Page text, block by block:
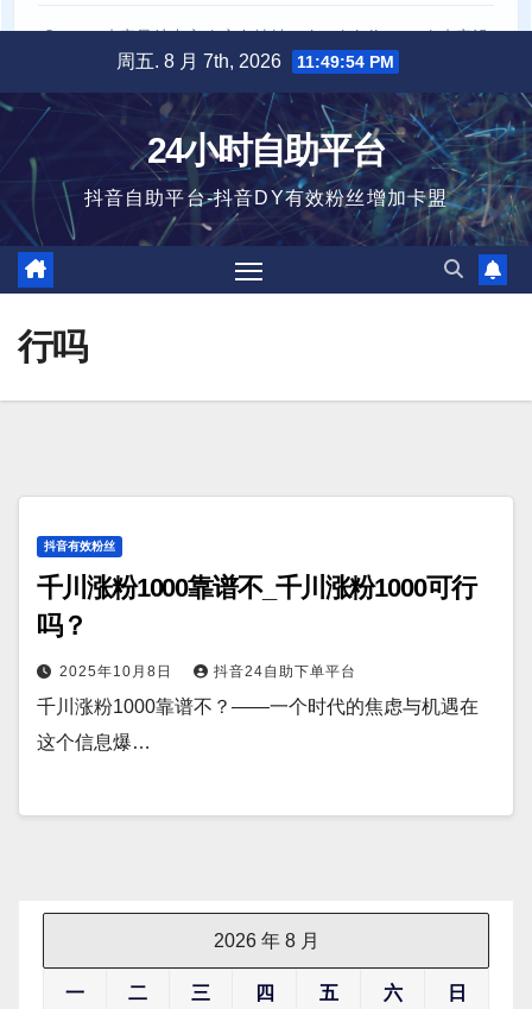
内
容
周五. 8 月 7th, 2026 11:49:55 PM
24小时自助平台
抖音自助平台-抖音DY有效粉丝增加卡盟
行吗
抖音有效粉丝
千川涨粉1000靠谱不_千川涨粉1000可行
吗？
2025年10月8日 抖音24自助下单平台
千川涨粉1000靠谱不？——一个时代的焦虑与机遇在
这个信息爆…
2026 年 8 月
一 二 三 四 五 六 日